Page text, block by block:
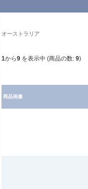
オーストラリア
1から9 を表示中 (商品の数: 9)
商品画像